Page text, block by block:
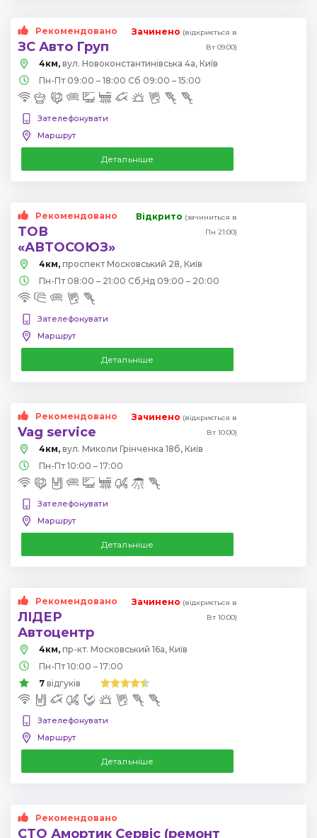
Рекомендовано
ЗС Авто Груп
Зачинено (відкриється в
Вт 09:00)
4км, вул. Новоконстантинівська 4а, Київ
Пн-Пт 09:00 – 18:00 Сб 09:00 – 15:00
Зателефонувати
Маршрут
Детальніше
Рекомендовано
ТОВ
«АВТОСОЮЗ»
Відкрито (зачиниться в
Пн 21:00)
4км, проспект Московський 28, Київ
Пн-Пт 08:00 – 21:00 Сб,Нд 09:00 – 20:00
Зателефонувати
Маршрут
Детальніше
Рекомендовано
Vag service
Зачинено (відкриється в
Вт 10:00)
4км, вул. Миколи Грінченка 18б, Київ
Пн-Пт 10:00 – 17:00
Зателефонувати
Маршрут
Детальніше
Рекомендовано
ЛІДЕР
Автоцентр
Зачинено (відкриється в
Вт 10:00)
4км, пр-кт. Московський 16а, Київ
Пн-Пт 10:00 – 17:00
7 відгуків
Зателефонувати
Маршрут
Детальніше
Рекомендовано
СТО Амортик Сервіс (ремонт